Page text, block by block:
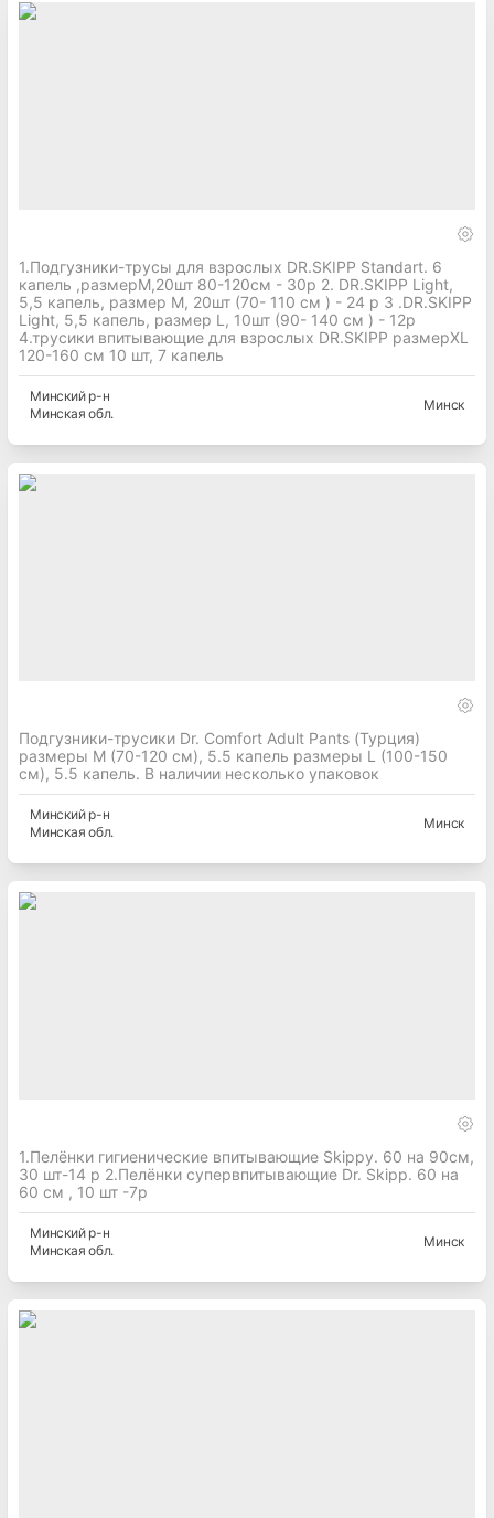
1.Подгузники-трусы для взрослых DR.SKIPP Standart. 6
капель ,размерМ,20шт 80-120см - 30р 2. DR.SKIPP Light,
5,5 капель, размер М, 20шт (70- 110 см ) - 24 р 3 .DR.SKIPP
Light, 5,5 капель, размер L, 10шт (90- 140 см ) - 12р
4.трусики впитывающие для взрослых DR.SKIPP размерXL
120-160 см 10 шт, 7 капель
Минскийр-н
Минская обл.
Минск
Подгузники-трусики Dr. Comfort Adult Pants (Турция)
размеры M (70-120 см), 5.5 капель размеры L (100-150
см), 5.5 капель. В наличии несколько упаковок
Минскийр-н
Минская обл.
Минск
1.Пелёнки гигиенические впитывающие Skippy. 60 на 90см,
30 шт-14 р 2.Пелёнки супервпитывающие Dr. Skipp. 60 на
60 см , 10 шт -7р
Минскийр-н
Минская обл.
Минск